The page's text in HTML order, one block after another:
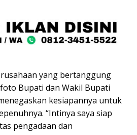
yang bertanggung
Bupati dan Wakil Bupati
kesiapannya untuk
“Intinya saya siap
pengadaan dan